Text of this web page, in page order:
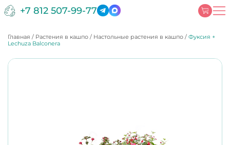
+7 812 507-99-77
Главная / Растения в кашпо / Настольные растения в кашпо /Фуксия +
Lechuza Balconera